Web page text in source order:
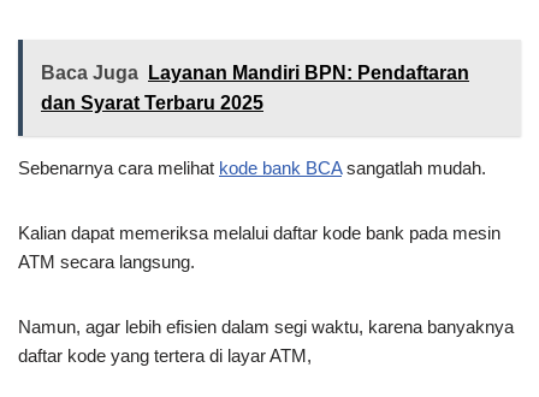
Baca Juga
Layanan Mandiri BPN: Pendaftaran
dan Syarat Terbaru 2025
Sebenarnya cara melihat kode bank BCAsangatlah mudah.
Kalian dapat memeriksa melalui daftar kode bank pada mesin
ATM secara langsung.
Namun, agar lebih efisien dalam segi waktu, karena banyaknya
daftar kode yang tertera di layar ATM,